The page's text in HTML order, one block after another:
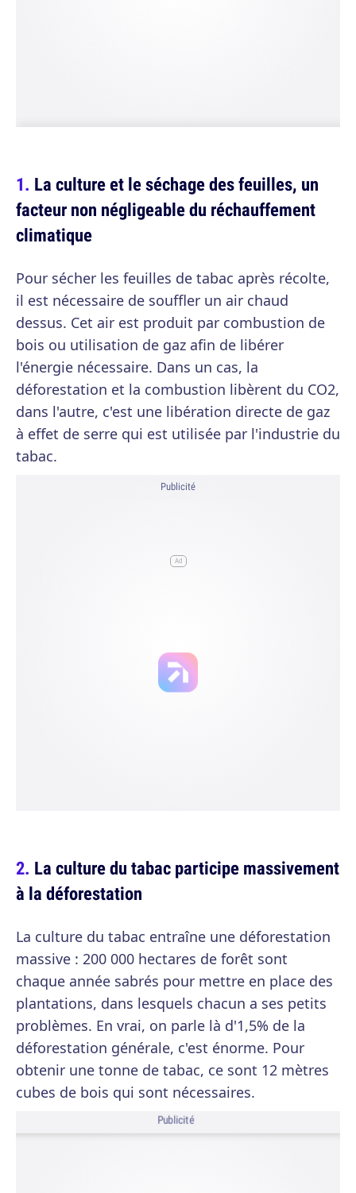
La culture et le séchage des feuilles, un
facteur non négligeable du réchauffement
climatique
Pour sécher les feuilles de tabac après récolte,
il est nécessaire de souffler un air chaud
dessus. Cet air est produit par combustion de
bois ou utilisation de gaz afin de libérer
l'énergie nécessaire. Dans un cas, la
déforestation et la combustion libèrent du CO2,
dans l'autre, c'est une libération directe de gaz
à effet de serre qui est utilisée par l'industrie du
tabac.
Publicité
Ad
La culture du tabac participe massivement
à la déforestation
La culture du tabac entraîne une déforestation
massive : 200 000 hectares de forêt sont
chaque année sabrés pour mettre en place des
plantations, dans lesquels chacun a ses petits
problèmes. En vrai, on parle là d'1,5% de la
déforestation générale, c'est énorme. Pour
obtenir une tonne de tabac, ce sont 12 mètres
cubes de bois qui sont nécessaires.
Publicité